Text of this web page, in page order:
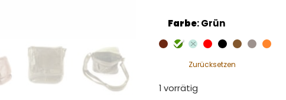
Farbe:Grün
Zurücksetzen
1 vorrätig